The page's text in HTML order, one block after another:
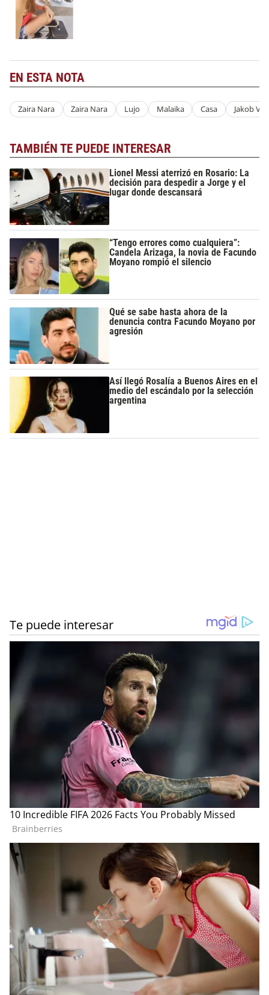
EN ESTA NOTA
Zaira Nara Zaira Nara Lujo Malaika Casa Jakob
TAMBIÉN TE PUEDE INTERESAR
Lionel Messi aterrizó en Rosario: La
decisión para despedir a Jorge y el
lugar donde descansará
“Tengo errores como cualquiera”:
Candela Arizaga, la novia de Facundo
Moyano rompió el silencio
Qué se sabe hasta ahora de la
denuncia contra Facundo Moyano por
agresión
Así llegó Rosalía a Buenos Aires en el
medio del escándalo por la selección
argentina